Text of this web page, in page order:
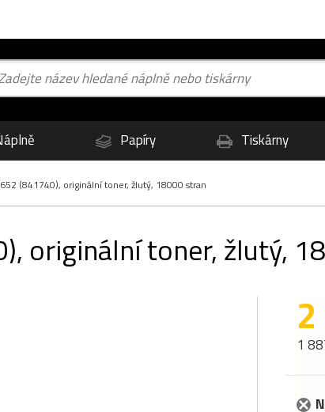
Papíry Tiskárny
(841740), originální toner, žlutý, 18000 stran
originální toner, žlutý,
1